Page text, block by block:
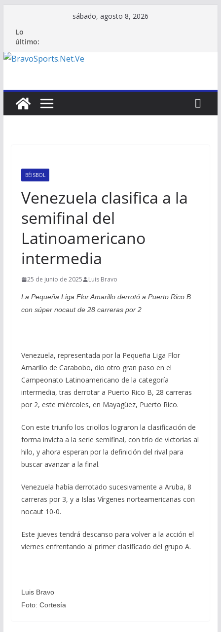
contenido
sábado, agosto 8, 2026
Lo
último:
BÉISBOL
Venezuela clasifica a la
semifinal del
Latinoamericano
intermedia
25 de junio de 2025 Luis Bravo
La Pequeña Liga Flor Amarillo derrotó a Puerto Rico B
con súper nocaut de 28 carreras por 2
Venezuela, representada por la Pequeña Liga Flor
Amarillo de Carabobo, dio otro gran paso en el
Campeonato Latinoamericano de la categoría
intermedia, tras derrotar a Puerto Rico B, 28 carreras
por 2, este miércoles, en Mayagüez, Puerto Rico.
Con este triunfo los criollos lograron la clasificación de
forma invicta a la serie semifinal, con trío de victorias al
hilo, y ahora esperan por la definición del rival para
buscar avanzar a la final.
Venezuela había derrotado sucesivamente a Aruba, 8
carreras por 3, y a Islas Vírgenes norteamericanas con
nocaut 10-0.
Este jueves tendrá descanso para volver a la acción el
viernes enfrentando al primer clasificado del grupo A.
Luis Bravo
Foto: Cortesía